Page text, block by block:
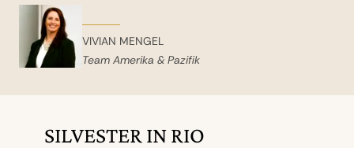
VIVIAN MENGEL
Team Amerika & Pazifik
SILVESTER IN RIO